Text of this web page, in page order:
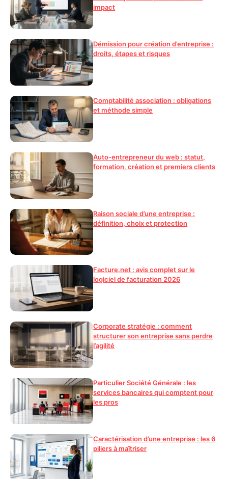
impact
Démission pour création d’entreprise :
droits, étapes et risques
Comptabilité association : obligations
et méthode simple
Auto-entrepreneur du web : statut,
formation, création et premiers clients
Raison sociale d’une entreprise :
définition, choix et protection
Facture.net : avis complet sur le
logiciel de facturation 2026
Corporate stratégie : comment
structurer son entreprise sans perdre
l’agilité
Particulier Société Générale : les
services bancaires qui comptent pour
les pros
Caractérisation d’une entreprise : les 6
piliers à maîtriser